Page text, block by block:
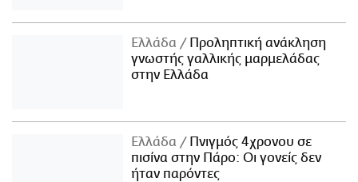
Ελλάδα
Προληπτική ανάκληση
γνωστής γαλλικής μαρμελάδας
στην Ελλάδα
Ελλάδα
Πνιγμός 4χρονου σε
πισίνα στην Πάρο: Οι γονείς δεν
ήταν παρόντες